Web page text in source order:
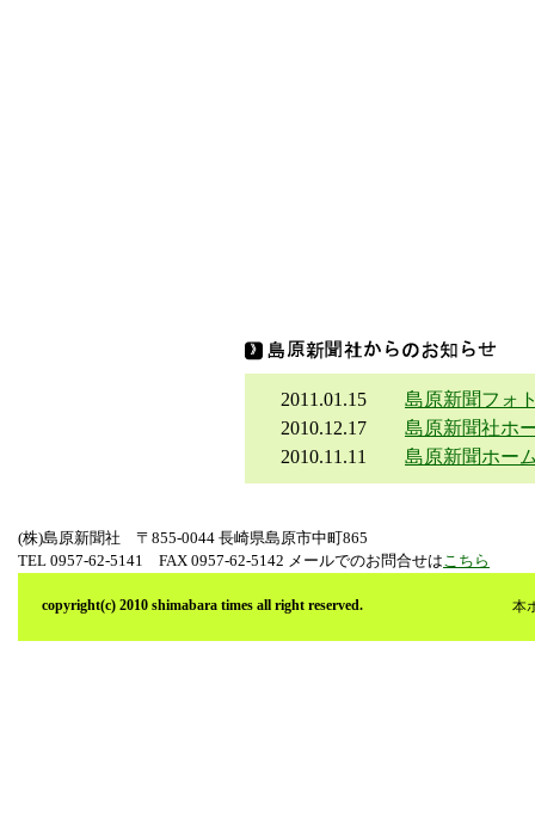
2011.01.15 島原新聞フォ
2010.12.17 島原新聞社ホ
2010.11.11 島原新聞ホー
(株)島原新聞社 〒855-0044 長崎県島原市中町865
TEL 0957-62-5141 FAX 0957-62-5142 メールでのお問合せはこちら
copyright(c) 2010 shimabara times all right reserved. 本